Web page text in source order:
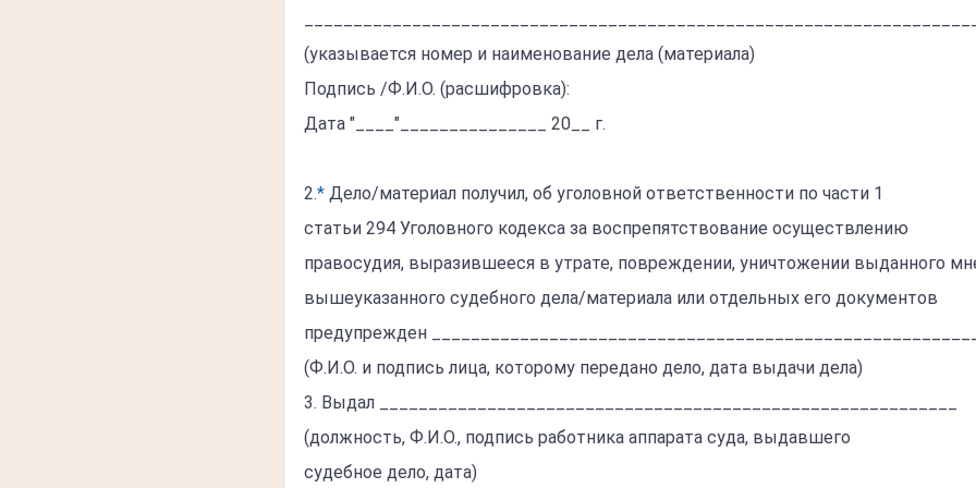
(указывается номер и наименование дела (материала)
Подпись /Ф.И.О. (расшифровка):
Дата "____"_______________ 20__ г.
2.*Дело/материал получил, об уголовной ответственности по части 1
статьи 294 Уголовного кодекса за воспрепятствование осуществлению
правосудия, выразившееся в утрате, повреждении, уничтожении выданного
вышеуказанного судебного дела/материала или отдельных его документов
предупрежден
(Ф.И.О. и подпись лица, которому передано дело, дата выдачи дела)
3. Выдал ___________________________________________________________
(должность, Ф.И.О., подпись работника аппарата суда, выдавшего
судебное дело, дата)